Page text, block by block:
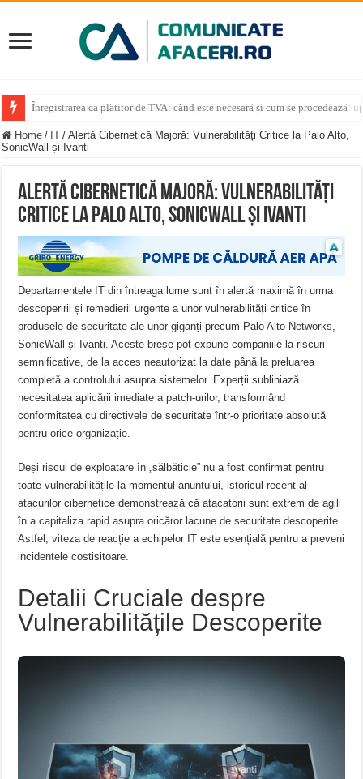
Record pe străzile din Alba Iulia: Dragoș Savloschi deschide sezonul de
Home / IT / Alertă Cibernetică Majoră: Vulnerabilități Critice la Palo Alto,
SonicWall și Ivanti
Alertă Cibernetică Majoră: Vulnerabilități
Critice la Palo Alto, SonicWall și Ivanti
Departamentele IT din întreaga lume sunt în alertă maximă în urma
descoperirii și remedierii urgente a unor vulnerabilități critice în
produsele de securitate ale unor giganți precum Palo Alto Networks,
SonicWall și Ivanti. Aceste breșe pot expune companiile la riscuri
semnificative, de la acces neautorizat la date până la preluarea
completă a controlului asupra sistemelor. Experții subliniază
necesitatea aplicării imediate a patch-urilor, transformând
conformitatea cu directivele de securitate într-o prioritate absolută
pentru orice organizație.
Deși riscul de exploatare în „sălbăticie” nu a fost confirmat pentru
toate vulnerabilitățile la momentul anunțului, istoricul recent al
atacurilor cibernetice demonstrează că atacatorii sunt extrem de agili
în a capitaliza rapid asupra oricăror lacune de securitate descoperite.
Astfel, viteza de reacție a echipelor IT este esențială pentru a preveni
incidentele costisitoare.
Detalii Cruciale despre
Vulnerabilitățile Descoperite